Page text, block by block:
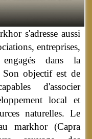
s'adresse aussi
entreprises,
dans la
Son objectif est de
d'associer
local et
naturelles. Le
markhor (Capra